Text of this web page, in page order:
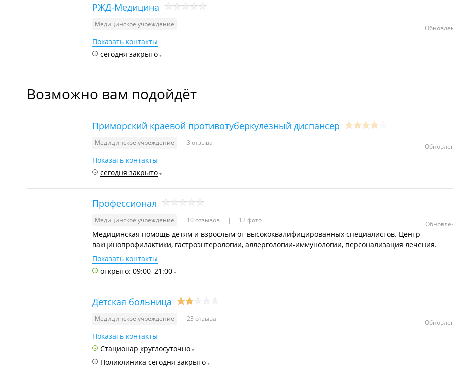
РЖД-Медицина
Медицинское учреждение
Показать контакты
сегодня закрыто
Возможно вам подойдёт
Приморский краевой противотуберкулезный диспансер
Медицинское учреждение 3 отзыва
Показать контакты
сегодня закрыто
Профессионал
Медицинское учреждение 10 отзывов 12 фото
Медицинская помощь детям и взрослым от высококвалифицированных специалистов. Центр
вакцинопрофилактики, гастроэнтерологии, аллергологии-иммунологии, персонализация лечения.
Показать контакты
открыто: 09:00–21:00
Детская больница
Медицинское учреждение 23 отзыва
Показать контакты
Стационар круглосуточно
Поликлиника сегодня закрыто